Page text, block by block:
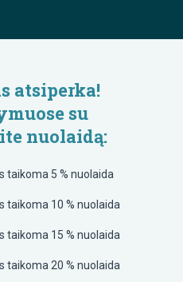
atsiperka!
su
nuolaidą:
taikoma 5 % nuolaida
taikoma 10 % nuolaida
taikoma 15 % nuolaida
taikoma 20 % nuolaida